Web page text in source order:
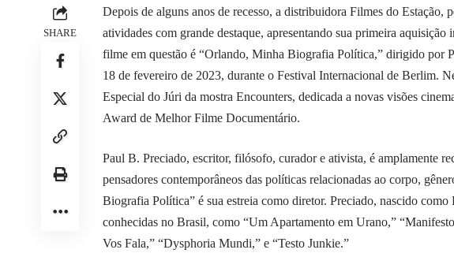
SHARE
Depois de alguns anos de recesso, a distribuidora Filmes do Estação,
atividades com grande destaque, apresentando sua primeira
filme em questão é “Orlando, Minha Biografia Política,” dirigido por
18 de fevereiro de 2023, durante o Festival Internacional de Berlim.
Especial do Júri da mostra Encounters, dedicada a novas visões
Award de Melhor Filme Documentário.
Paul B. Preciado, escritor, filósofo, curador e ativista, é amplamente
pensadores contemporâneos das políticas relacionadas ao corpo,
Biografia Política” é sua estreia como diretor. Preciado, nascido
conhecidas no Brasil, como “Um Apartamento em Urano,”
Vos Fala,” “Dysphoria Mundi,” e “Testo Junkie.”